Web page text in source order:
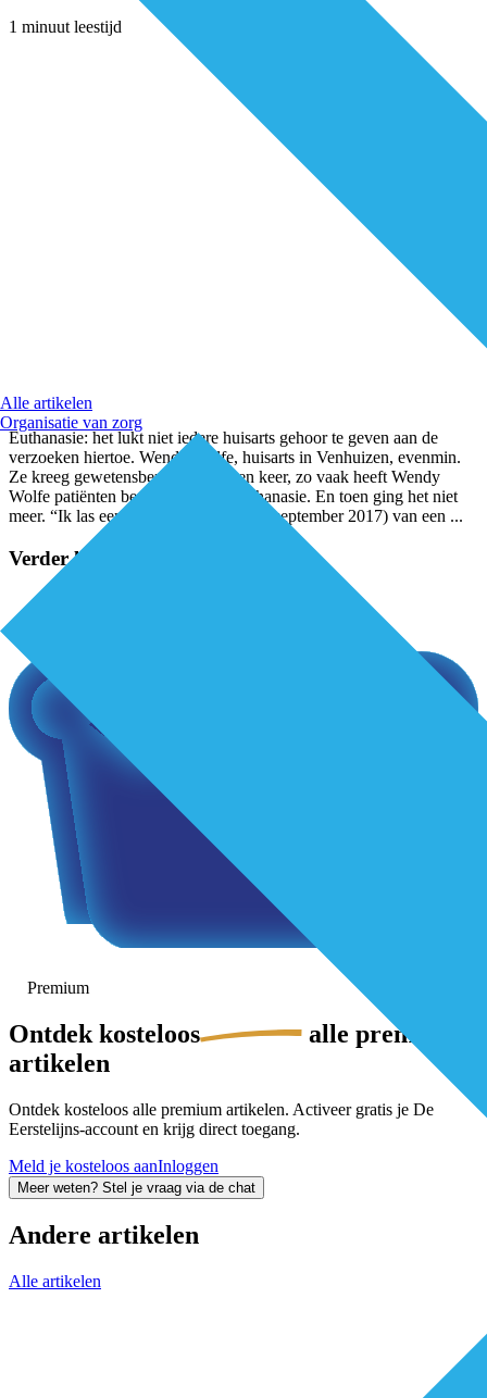
Alle artikelen
Organisatie van zorg
1 minuut leestijd
Euthanasie: het lukt niet iedere huisarts gehoor te geven aan de
verzoeken hiertoe. Wendy Wolfe, huisarts in Venhuizen, evenmin.
Ze kreeg gewetensbezwaren.Negen keer, zo vaak heeft Wendy
Wolfe patiënten begeleid bij hun euthanasie. En toen ging het niet
meer. “Ik las een artikel in De Dokter (september 2017) van een ...
Verder lezen?
Premium
Ontdek kosteloos
alle premium-
artikelen
Ontdek kosteloos alle premium artikelen. Activeer gratis je De
Eerstelijns-account en krijg direct toegang.
Meld je kosteloos aanInloggen
Meer weten? Stel je vraag via de chat
Andere artikelen
Alle artikelen